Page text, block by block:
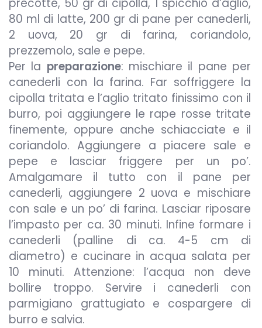
80 ml di latte, 200 gr di pane per canederli,
2 uova, 20 gr di farina, coriandolo,
prezzemolo, sale e pepe.
Per la preparazione: mischiare il pane per
canederli con la farina. Far soffriggere la
cipolla tritata e l’aglio tritato finissimo con il
burro, poi aggiungere le rape rosse tritate
finemente, oppure anche schiacciate e il
coriandolo. Aggiungere a piacere sale e
pepe e lasciar friggere per un po’.
Amalgamare il tutto con il pane per
canederli, aggiungere 2 uova e mischiare
con sale e un po’ di farina. Lasciar riposare
l’impasto per ca. 30 minuti. Infine formare i
canederli (palline di ca. 4-5 cm di
diametro) e cucinare in acqua salata per
10 minuti. Attenzione: l’acqua non deve
bollire troppo. Servire i canederli con
parmigiano grattugiato e cospargere di
burro e salvia.